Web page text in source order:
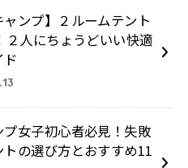
ャンプ】２ルームテント
２人にちょうどいい快適
プ女子初心者必見！失敗
トの選び方とおすすめ11